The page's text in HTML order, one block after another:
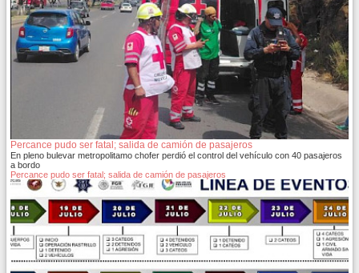
Percance pudo ser fatal; salida de camión de pasajeros
En pleno bulevar metropolitamo chofer perdió el control del vehículo con 40 pasajeros
a bordo
Percance pudo ser fatal; salida de camión de pasajeros